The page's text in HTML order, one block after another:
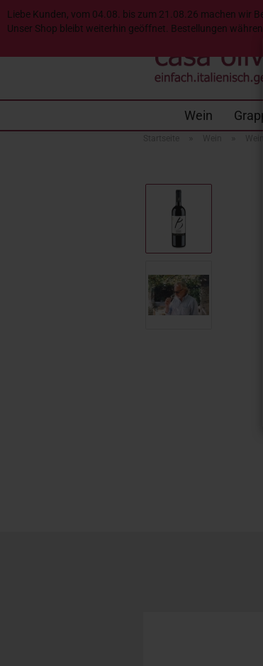
Liebe Kunden, vom 04.08. bis zum 21.08.26 machen wir
Unser Shop bleibt weiterhin geöffnet. Bestellungen
Wein